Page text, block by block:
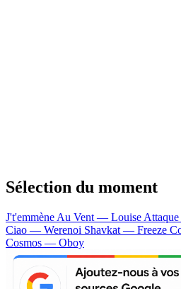
Sélection du moment
J't'emmène Au Vent — Louise Attaque
Ciao — Werenoi Shavkat — Freeze
Cosmos — Oboy